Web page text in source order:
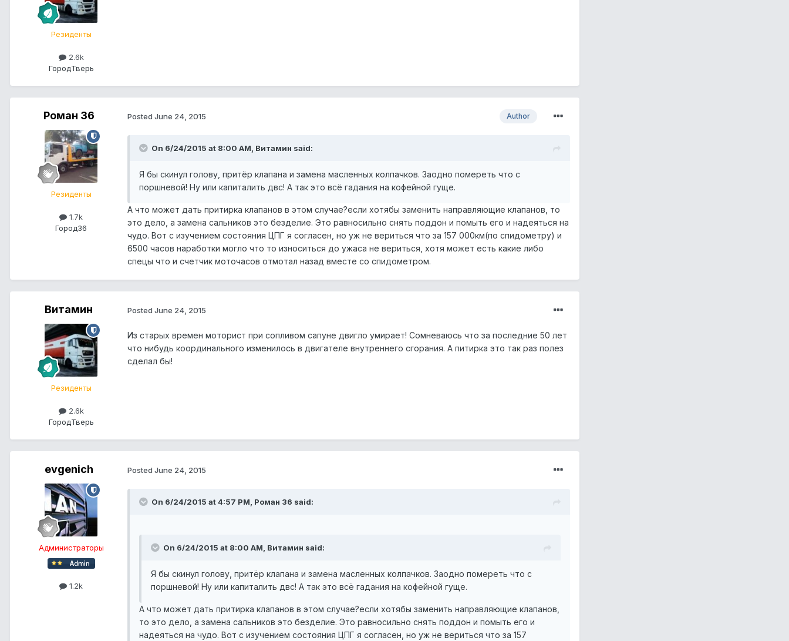
Резиденты
2.6k
ГородТверь
Роман 36
Резиденты
1.7k
Город36
Author
Posted June 24, 2015
On 6/24/2015 at 8:00 AM, Витамин said:
Я бы скинул голову, притёр клапана и замена масленных колпачков. Заодно помереть что с
поршневой! Ну или капиталить двс! А так это всё гадания на кофейной гуще.
А что может дать притирка клапанов в этом случае?если хотябы заменить направляющие клапанов, то
это дело, а замена сальников это безделие. Это равносильно снять поддон и помыть его и надеяться на
чудо. Вот с изучением состояния ЦПГ я согласен, но уж не вериться что за 157 000км(по спидометру) и
6500 часов наработки могло что то износиться до ужаса не вериться, хотя может есть какие либо
спецы что и счетчик моточасов отмотал назад вместе со спидометром.
Витамин
Резиденты
2.6k
ГородТверь
Posted June 24, 2015
Из старых времен моторист при сопливом сапуне двигло умирает! Сомневаюсь что за последние 50 лет
что нибудь координального изменилось в двигателе внутреннего сгорания. А питирка это так раз полез
сделал бы!
evgenich
Администраторы
1.2k
Posted June 24, 2015
On 6/24/2015 at 4:57 PM, Роман 36 said:
On 6/24/2015 at 8:00 AM, Витамин said:
Я бы скинул голову, притёр клапана и замена масленных колпачков. Заодно помереть что с
поршневой! Ну или капиталить двс! А так это всё гадания на кофейной гуще.
А что может дать притирка клапанов в этом случае?если хотябы заменить направляющие клапанов,
то это дело, а замена сальников это безделие. Это равносильно снять поддон и помыть его и
надеяться на чудо. Вот с изучением состояния ЦПГ я согласен, но уж не вериться что за 157